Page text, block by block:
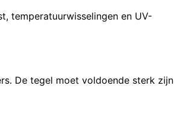
temperatuurwisselingen en UV-
De tegel moet voldoende sterk zijn